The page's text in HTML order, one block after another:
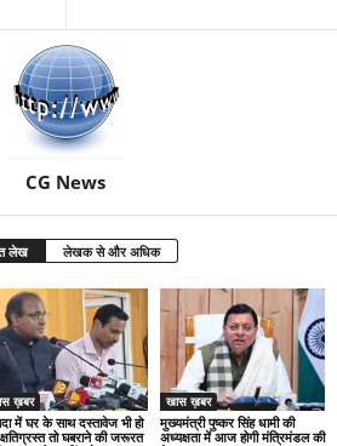
CG News
लेख लेखक से और अधिक
ख़बर
में घर के साथ दस्तावेज भी हो
तो घबराने की जरूरत
खास ख़बर
मुख्यमंत्री पुष्कर सिंह धामी की
अध्यक्षता में आज होगी मंत्रिमंडल की